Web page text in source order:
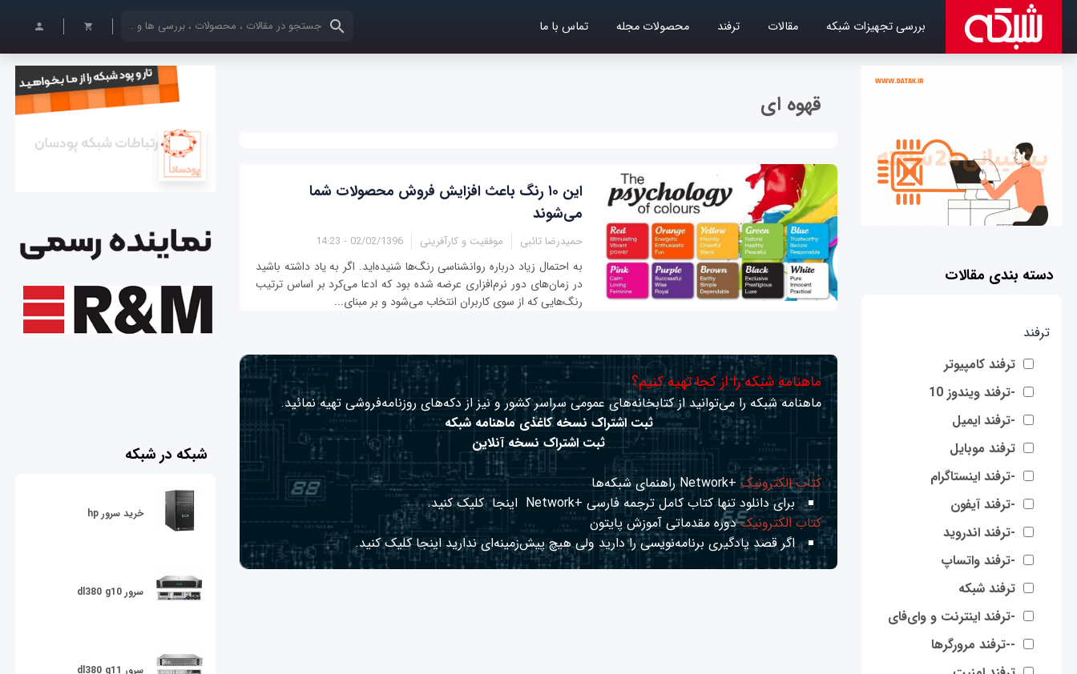
بررسی تجهیزات شبکه مقالات ترفند محصولات مجله تماس با ما کلمات کلیدی خود را وارد کنید
دسته بندی مقالات
ترفند
ترفند کامپیوتر
-ترفند ویندوز 10
-ترفند ایمیل
ترفند موبایل
-ترفند اینستاگرام
-ترفند آیفون
-ترفند اندروید
-ترفند واتساپ
ترفند شبکه
-ترفند اینترنت و وای‌فای
--ترفند مرورگرها
قهوه ای
این ۱۰ رنگ باعث افزایش فروش محصولات شما
می‌شوند
حمیدرضا تائبی موفقیت و کارآفرینی 02/02/1396 - 14:23
به احتمال زیاد درباره روانشناسی رنگ‌ها شنیده‌اید. اگر به یاد داشته باشید
در زمان‌های دور نرم‌افزاری عرضه شده بود که ادعا می‌کرد بر اساس ترتیب
رنگ‌هایی که از سوی کاربران انتخاب می‌شود و بر مبنای...
ماهنامه شبکه را از کجا تهیه کنیم؟
ماهنامه شبکه را می‌توانید از کتابخانه‌های عمومی سراسر کشور و نیز از دکه‌های روزنامه‌فروشی تهیه نمائید.
ثبت اشتراک نسخه کاغذی ماهنامه شبکه
ثبت اشتراک نسخه آنلاین
کتاب الکترونیک +Network راهنمای شبکه‌ها
برای دانلود تنها کتاب کامل ترجمه فارسی +Network
اینجا کلیک کنید.
کتاب الکترونیکدوره مقدماتی آموزش پایتون
اگر قصد یادگیری برنامه‌نویسی را دارید ولی هیچ پیش‌زمینه‌ای نداریداینجا کلیک کنید.
شبکه در شبکه
خرید سرور hp
سرور dl380 g10
سرور dl380 g11